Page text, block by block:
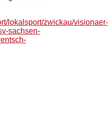
lokalsport/zwickau/visionaer-
sachsen-